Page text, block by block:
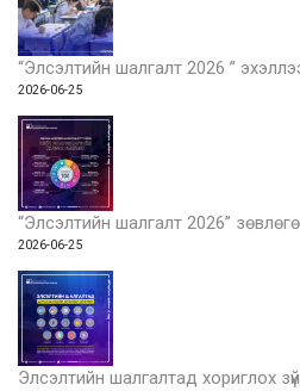
“Элсэлтийн шалгалт 2026 ”
2026-06-25
“Элсэлтийн шалгалт 2026”
2026-06-25
Элсэлтийн шалгалтад хориглох